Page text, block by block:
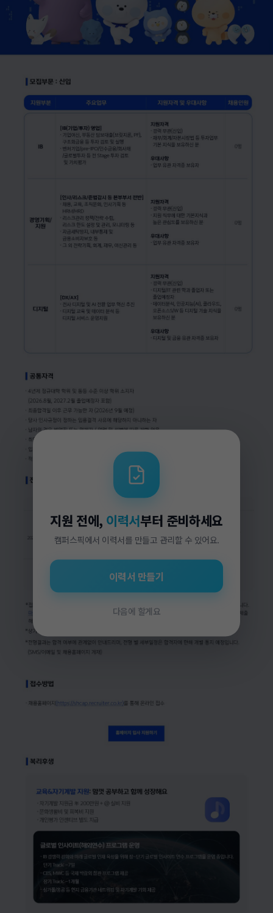
지원 전에, 이력서부터 준비하세요
캠퍼스픽에서 이력서를 만들고 관리할 수 있어요.
이력서 만들기
다음에 할게요